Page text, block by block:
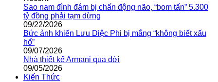
Sao nam đình đám bị chấn động não, “bom tấn” 5.300
tỷ đồng phải tạm dừng
09/22/2026
Bức ảnh khiến Lưu Diệc Phi bị mắng “không biết xấu
hổ”
09/07/2026
Nhà thiết kế Armani qua đời
09/05/2026
Kiến Thức